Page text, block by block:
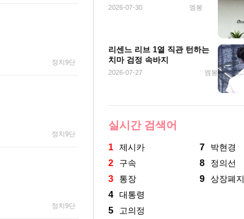
정치9단
정치9단
정치9단
2026-07-30 엠봉
리센느 리브 1열 직관 턴하는
치마 검정 속바지
2026-07-27 엠봉
실시간 검색어
1 제시카
2 구속
3 통장
4 대통령
5 고의정
7 박현경
8 정의선
9 상장폐지